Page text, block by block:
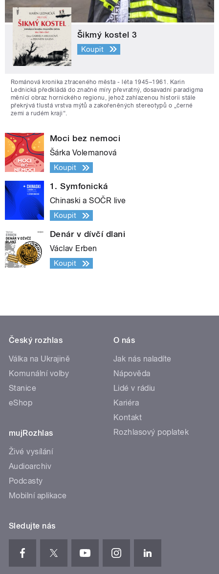
Šikmý kostel 3
Koupit
Románová kronika ztraceného města - léta 1945–1961. Karin
Lednická předkládá do značné míry převratný, dosavadní paradigma
měnící obraz hornického regionu, jehož zahlazenou historii stále
překrývá tlustá vrstva mýtů a zakořeněných stereotypů o „černé
zemi a rudém kraji“.
Moci bez nemoci
Šárka Volemanová
Koupit
1. Symfonická
Chinaski a SOČR live
Koupit
Denár v dívčí dlani
Václav Erben
Koupit
Český rozhlas
Válka na Ukrajině
Komunální volby
Stanice
eShop
mujRozhlas
Živé vysílání
Audioarchiv
Podcasty
Mobilní aplikace
O nás
Jak nás naladíte
Nápověda
Lidé v rádiu
Kariéra
Kontakt
Rozhlasový poplatek
Sledujte nás